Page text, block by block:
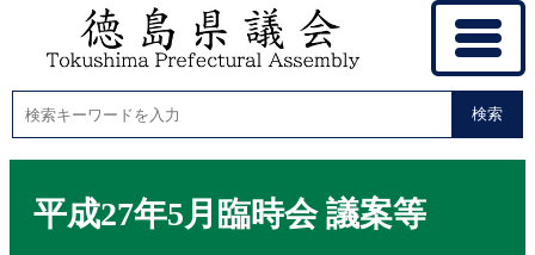
検索
平成27年5月臨時会 議案等